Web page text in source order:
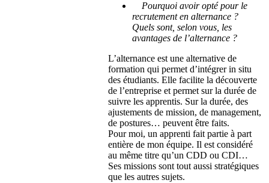
Pourquoi avoir opté pour le
recrutement en alternance ?
Quels sont, selon vous, les
avantages de l’alternance ?
L’alternance est une alternative de
formation qui permet d’intégrer in situ
des étudiants. Elle facilite la découverte
de l’entreprise et permet sur la durée de
suivre les apprentis. Sur la durée, des
ajustements de mission, de management,
de postures… peuvent être faits.
Pour moi, un apprenti fait partie à part
entière de mon équipe. Il est considéré
au même titre qu’un CDD ou CDI…
Ses missions sont tout aussi stratégiques
que les autres sujets.